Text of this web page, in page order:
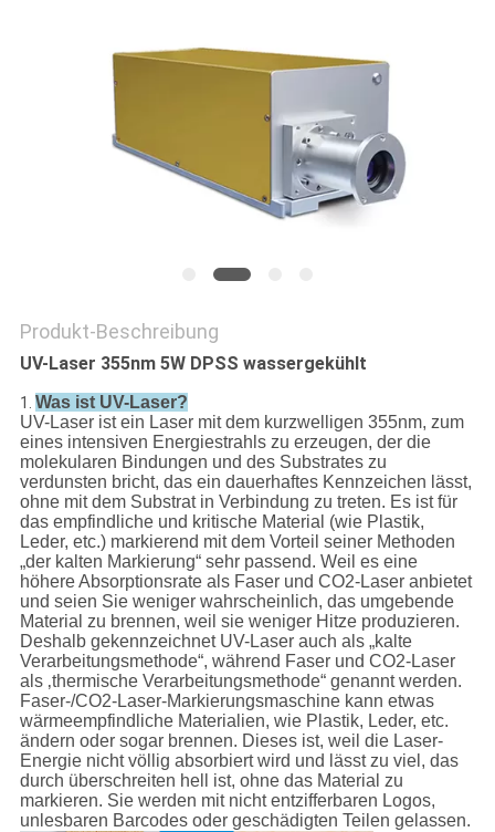
SITEMAP
PRIVACY
Produkt-Beschreibung
UV-Laser 355nm 5W DPSS wassergekühlt
1. Was ist UV-Laser?
UV-Laser ist ein Laser mit dem kurzwelligen 355nm, zum
eines intensiven Energiestrahls zu erzeugen, der die
molekularen Bindungen und des Substrates zu
verdunsten bricht, das ein dauerhaftes Kennzeichen lässt,
ohne mit dem Substrat in Verbindung zu treten. Es ist für
das empfindliche und kritische Material (wie Plastik,
Leder, etc.) markierend mit dem Vorteil seiner Methoden
„der kalten Markierung“ sehr passend. Weil es eine
höhere Absorptionsrate als Faser und CO2-Laser anbietet
und seien Sie weniger wahrscheinlich, das umgebende
Material zu brennen, weil sie weniger Hitze produzieren.
Deshalb gekennzeichnet UV-Laser auch als „kalte
Verarbeitungsmethode“, während Faser und CO2-Laser
als ‚thermische Verarbeitungsmethode“ genannt werden.
Faser-/CO2-Laser-Markierungsmaschine kann etwas
wärmeempfindliche Materialien, wie Plastik, Leder, etc.
ändern oder sogar brennen. Dieses ist, weil die Laser-
Energie nicht völlig absorbiert wird und lässt zu viel, das
durch überschreiten hell ist, ohne das Material zu
markieren. Sie werden mit nicht entzifferbaren Logos,
unlesbaren Barcodes oder geschädigten Teilen gelassen.